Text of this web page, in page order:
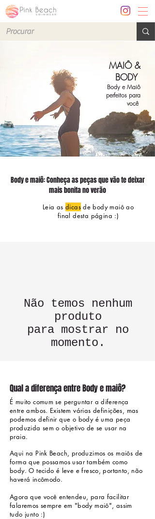
MAIÔ &
BODY
Body e Maiô
perfeitos para
você
Body e maiô: Conheça as peças que vão te deixar
mais bonita no verão
Leia as dicasde body maiô ao
final desta página :)
Não temos nenhum
produto
para mostrar no
momento.
Qual a diferença entre Body e maiô?
É muito comum se perguntar a diferença
entre ambos. Existem várias definições, mas
podemos definir que o body é uma peça
produzida sem o objetivo de se usar na
praia.
Aqui na Pink Beach, produzimos os maiôs de
forma que possamos usar também como
body.O tecido é leve e fresco, portanto, não
haverá incômodo.
Agora que você entendeu, para facilitar
falaremos sempre em "body maiô", assim
tudo junto :)